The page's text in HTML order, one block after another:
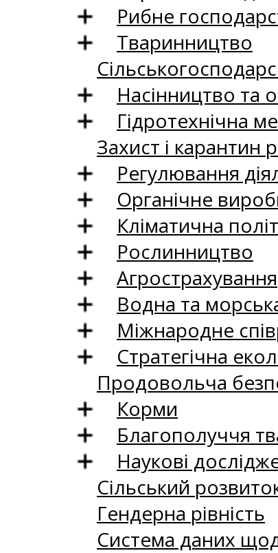
Рибне
Тваринництво
Насінництво та
Гідротехнічна
Захист і карантин
Регулювання
Органічне
Кліматична
Рослинництво
Агрострахування
Водна та
Міжнародне
Стратегічна
Продовольча
Корми
Благополуччя
Наукові
Сільський
Гендерна рівність
Система даних